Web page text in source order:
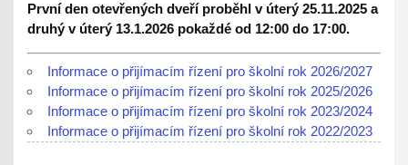
První den otevřených dveří proběhl v úterý 25.11.2025 a
druhý v úterý 13.1.2026 pokaždé od 12:00 do 17:00.
Informace o přijímacím řízení pro školní rok 2026/2027
Informace o přijímacím řízení pro školní rok 2025/2026
Informace o přijímacím řízení pro školní rok 2023/2024
Informace o přijímacím řízení pro školní rok 2022/2023